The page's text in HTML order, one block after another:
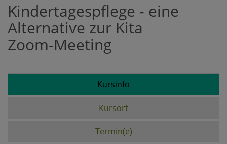
Kindertagespflege - eine
Alternative zur Kita
Zoom-Meeting
Kursinfo
Kursort
Termin(e)